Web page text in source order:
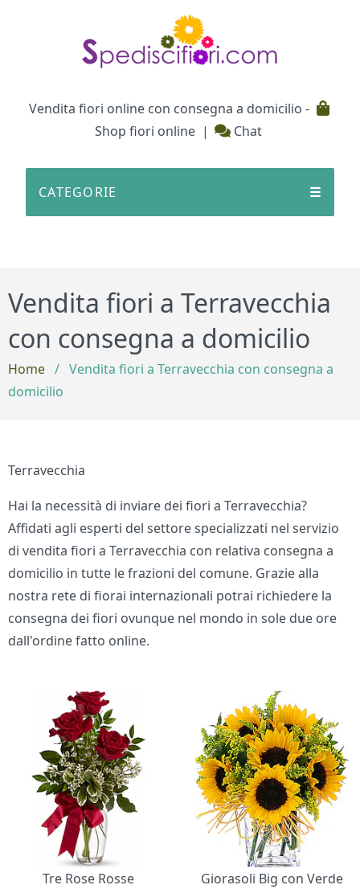
Vendita fiori online con consegna a domicilio -
Shop fiori online | Chat
CATEGORIE ☰
Vendita fiori a Terravecchia
con consegna a domicilio
Home / Vendita fiori a Terravecchia con consegna a
domicilio
Terravecchia
Hai la necessità di inviare dei fiori a Terravecchia?
Affidati agli esperti del settore specializzati nel servizio
di vendita fiori a Terravecchia con relativa consegna a
domicilio in tutte le frazioni del comune. Grazie alla
nostra rete di fiorai internazionali potrai richiedere la
consegna dei fiori ovunque nel mondo in sole due ore
dall'ordine fatto online.
Bouquet di fiori
Tre Rose Rosse
Giorasoli Big con Verde